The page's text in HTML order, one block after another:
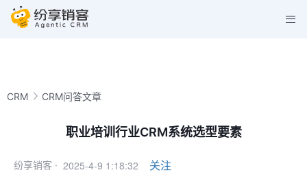
CRM CRM问答文章
职业培训行业CRM系统选型要素
纷享销客 · 2025-4-9 1:18:32 关注